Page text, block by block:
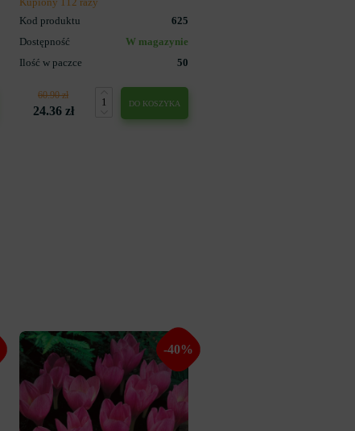
Kod produktu
625
Dostępność
W magazynie
Ilość w paczce
50
60.90 zł
24.36 zł
DO KOSZYKA
-40%